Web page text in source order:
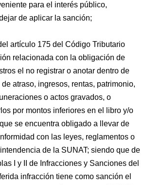
para el interés público,
de aplicar la sanción;
artículo 175 del Código Tributario
relacionada con la obligación de
el no registrar o anotar dentro de
atraso, ingresos, rentas, patrimonio,
o actos gravados, o
por montos inferiores en el libro y/o
se encuentra obligado a llevar de
con las leyes, reglamentos o
de la SUNAT; siendo que de
I y II de Infracciones y Sanciones del
infracción tiene como sanción el